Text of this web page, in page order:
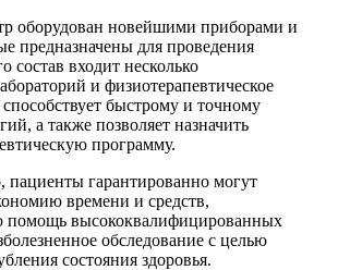
оборудован новейшими приборами и
предназначены для проведения
состав входит несколько
и физиотерапевтическое
быстрому и точному
а также позволяет назначить
программу.
пациенты гарантированно могут
времени и средств,
помощь высококвалифицированных
обследование с целью
состояния здоровья.